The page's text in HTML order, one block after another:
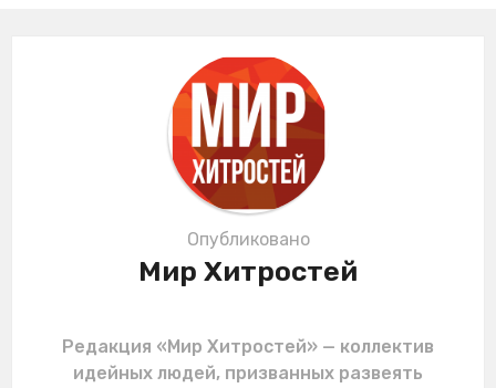
Опубликовано
Мир Хитростей
Редакция «Мир Хитростей» — коллектив
идейных людей, призванных развеять